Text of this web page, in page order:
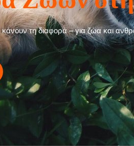
κάνουν τη διαφορά – για ζώα και